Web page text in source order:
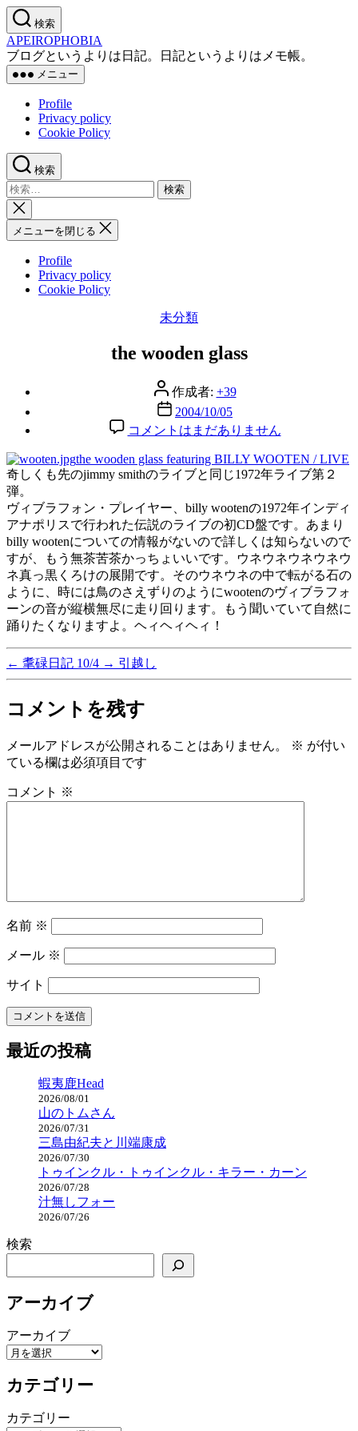
コ
ン
テ
ン
ツ
プ
検索
APEIROPHOBIA
ブログというよりは日記。日記というよりはメモ帳。
メニュー
Profile
Privacy policy
Cookie Policy
検索
検
索
対
象:
検
索
を
メニューを閉じる
Profile
Privacy policy
Cookie Policy
カ
ゴ
ー
未分類
the wooden glass
投
稿
者
作成者: +39
投
稿
2004/10/05
the
wooden
glass
へ
コメントはまだありません
the wooden glass featuring BILLY WOOTEN / LIVE
奇しくも先のjimmy smithのライブと同じ1972年ライブ第２
弾。
ヴィブラフォン・プレイヤー、billy wootenの1972年インディ
アナポリスで行われた伝説のライブの初CD盤です。あまり
billy wootenについての情報がないので詳しくは知らないので
すが、もう無茶苦茶かっちょいいです。ウネウネウネウネウ
ネ真っ黒くろけの展開です。そのウネウネの中で転がる石の
ように、時には鳥のさえずりのようにwootenのヴィブラフォ
ーンの音が縦横無尽に走り回ります。もう聞いていて自然に
踊りたくなりますよ。ヘィヘィヘィ！
← 耄碌日記 10/4 → 引越し
コメントを残す
メールアドレスが公開されることはありません。 ※ が付い
ている欄は必須項目です
コメント ※
名前 ※
メール ※
サイト
最近の投稿
蝦夷鹿Head
2026/08/01
山のトムさん
2026/07/31
三島由紀夫と川端康成
2026/07/30
トゥインクル・トゥインクル・キラー・カーン
2026/07/28
汁無しフォー
2026/07/26
検索
アーカイブ
アーカイブ
カテゴリー
カテゴリー